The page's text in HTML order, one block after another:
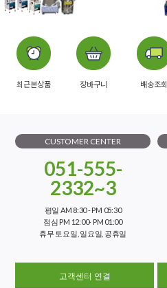
최근본상품 장바구니 배송조회
CUSTOMER CENTER
051-555-
2332~3
평일 AM 8:30 - PM 05:30
점심 PM 12:00- PM 01:00
휴무 토요일, 일요일, 공휴일
고객센터 연결